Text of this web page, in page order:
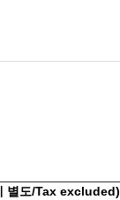
별도/Tax excluded)